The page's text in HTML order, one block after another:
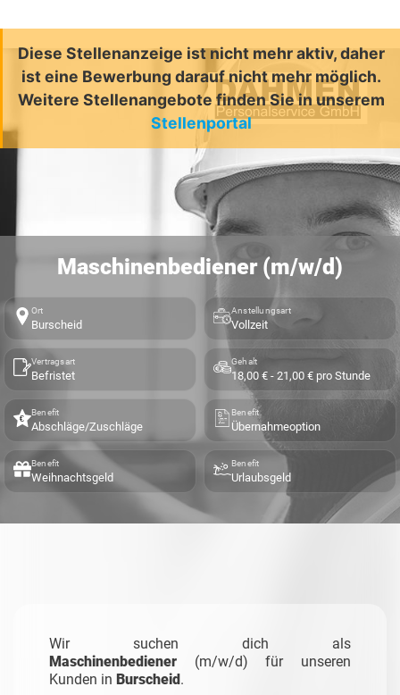
Diese Stellenanzeige ist nicht mehr aktiv, daher
ist eine Bewerbung darauf nicht mehr möglich.
Weitere Stellenangebote finden Sie in unserem
Stellenportal
Maschinenbediener (m/w/d)
Ort
Burscheid
Anstellungsart
Vollzeit
Vertragsart
Befristet
Gehalt
18,00 € - 21,00 € pro Stunde
Benefit
Abschläge/Zuschläge
Benefit
Übernahmeoption
Benefit
Weihnachtsgeld
Benefit
Urlaubsgeld
Wir suchen dich als
Maschinenbediener (m/w/d) für unseren
Kunden in Burscheid.